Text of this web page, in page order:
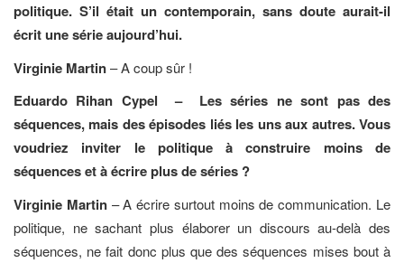
politique. S’il était un contemporain, sans doute aurait-il
écrit une série aujourd’hui.
Virginie Martin– A coup sûr !
Eduardo Rihan Cypel – Les séries ne sont pas des
séquences, mais des épisodes liés les uns aux autres. Vous
voudriez inviter le politique à construire moins de
séquences et à écrire plus de séries ?
Virginie Martin– A écrire surtout moins de communication. Le
politique, ne sachant plus élaborer un discours au-delà des
séquences, ne fait donc plus que des séquences mises bout à